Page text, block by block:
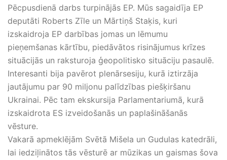
Pēcpusdienā darbs turpinājās EP. Mūs sagaidīja EP
deputāti Roberts Zīle un Mārtiņš Staķis, kuri
izskaidroja EP darbības jomas un lēmumu
pieņemšanas kārtību, piedāvātos risinājumus krīzes
situācijās un raksturoja ģeopolitisko situāciju pasaulē.
Interesanti bija pavērot plenārsesiju, kurā iztirzāja
jautājumu par 90 miljonu palīdzības piešķiršanu
Ukrainai. Pēc tam ekskursija Parlamentariumā, kurā
izskaidrota ES izveidošanās un paplašināšanās
vēsture.
Vakarā apmeklējām Svētā Mišela un Gudulas katedrāli,
lai iedziļinātos tās vēsturē ar mūzikas un gaismas šova